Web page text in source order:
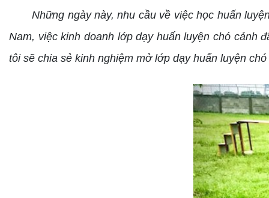
Những ngày này, nhu cầu về việc học huấn
Nam, việc kinh doanh lớp dạy huấn luyện chó cảnh
tôi sẽ chia sẻ kinh nghiệm mở lớp dạy huấn luyện